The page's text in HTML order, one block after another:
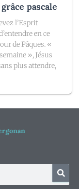
pascale
l’Esprit
en ce
de Pâques. «
», Jésus
plus attendre,